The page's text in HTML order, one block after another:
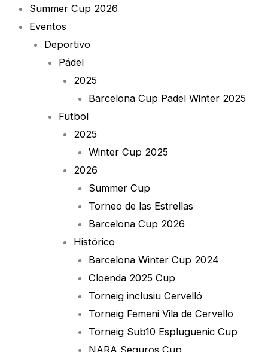
Summer Cup 2026
Eventos
Deportivo
Pádel
2025
Barcelona Cup Padel Winter 2025
Futbol
2025
Winter Cup 2025
2026
Summer Cup
Torneo de las Estrellas
Barcelona Cup 2026
Histórico
Barcelona Winter Cup 2024
Cloenda 2025 Cup
Torneig inclusiu Cervelló
Torneig Femeni Vila de Cervello
Torneig Sub10 Espluguenic Cup
NARA Seguros Cup